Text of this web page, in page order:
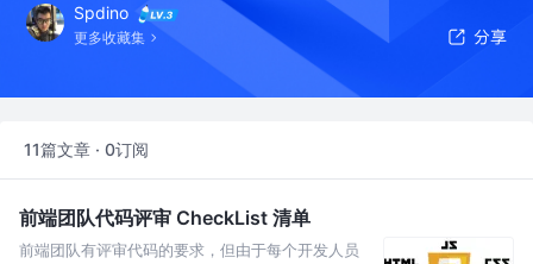
Spdino
更多收藏集
11篇文章 · 0订阅
前端团队代码评审 CheckList 清单
前端团队有评审代码的要求，但由于每个开发人员